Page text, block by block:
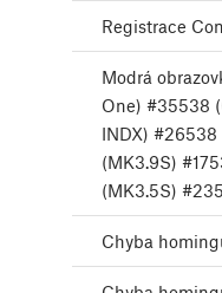
Registrace
Modrá
One) #35538
INDX)
(MK3.9S)
(MK3.5S)
Chyba